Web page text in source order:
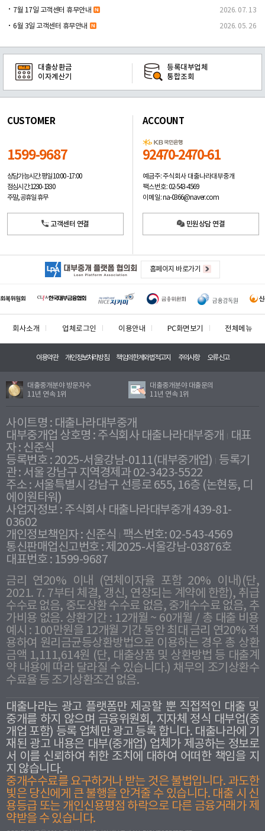
7월 17일 고객센터 휴무안내 2026. 07. 13
6월 3일 고객센터 휴무안내 2026. 05. 26
대출상환금
이자계산기
등록대부업체
통합조회
CUSTOMER
1599-9687
상담가능시간: 평일10:00 -17:00
점심시간: 12:30 - 13:30
주말, 공휴일 휴무
고객센터 연결
ACCOUNT
92470-2470-61
예금주: 주식회사 대출나라대부중개
팩스번호: 02-543-4569
이메일: na-0366@naver.com
민원상담 연결
홈페이지 바로가기
회사소개 업체로그인 이용안내 PC화면보기 전체메뉴
이용약관 개인정보처리방침 책임의한계와법적고지 주의사항 오류신고
대출중개분야 방문자수
11년 연속 1위
대출중개분야 대출문의
11년 연속 1위
사이트명 : 대출나라대부중개
대부중개업 상호명 : 주식회사 대출나라대부중개
대표
자 : 신준식
등록번호 : 2025-서울강남-0111(대부중개업) 등록기
관 : 서울 강남구 지역경제과 02-3423-5522
주소 : 서울특별시 강남구 선릉로 655, 16층 (논현동, 디
에이원타워)
사업자정보 : 주식회사 대출나라대부중개 439-81-
03602
개인정보책임자 : 신준식
팩스번호: 02-543-4569
통신판매업신고번호 : 제2025-서울강남-03876호
대표번호 : 1599-9687
금리 연20% 이내 (연체이자율 포함 20% 이내)(단,
2021. 7. 7부터 체결, 갱신, 연장되는 계약에 한함), 취급
수수료 없음, 중도상환 수수료 없음, 중개수수료 없음, 추
가비용 없음. 상환기간 : 12개월 ~ 60개월 / 총 대출 비용
예시 : 100만원을 12개월 기간 동안 최대 금리 연20% 적
용하여 원리금균등상환방법으로 이용하는 경우 총 상환
금액 1,111,614원 (단, 대출상품 및 상환방법 등 대출계
약 내용에 따라 달라질 수 있습니다.) 채무의 조기상환수
수료율 등 조기상환조건 없음.
대출나라는 광고 플랫폼만 제공할 뿐 직접적인 대출 및
중개를 하지 않으며 금융위원회, 지자체 정식 대부업(중
개업 포함) 등록 업체만 광고 등록 합니다. 대출나라에 기
재된 광고 내용은 대부(중개업) 업체가 제공하는 정보로
서 이를 신뢰하여 취한 조치에 대하여 어떠한 책임을 지
지 않습니다.
중개수수료를 요구하거나 받는 것은 불법입니다. 과도한
빛은 당신에게 큰 불행을 안겨줄 수 있습니다. 대출 시 신
용등급 또는 개인신용평점 하락으로 다른 금융거래가 제
약받을 수 있습니다.